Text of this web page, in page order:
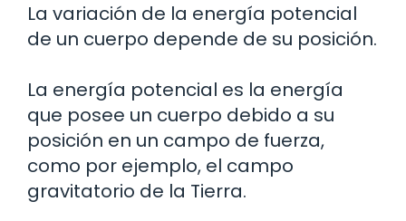
La variación de la energía potencial
de un cuerpo depende de su posición.
La energía potencial es la energía
que posee un cuerpo debido a su
posición en un campo de fuerza,
como por ejemplo, el campo
gravitatorio de la Tierra.